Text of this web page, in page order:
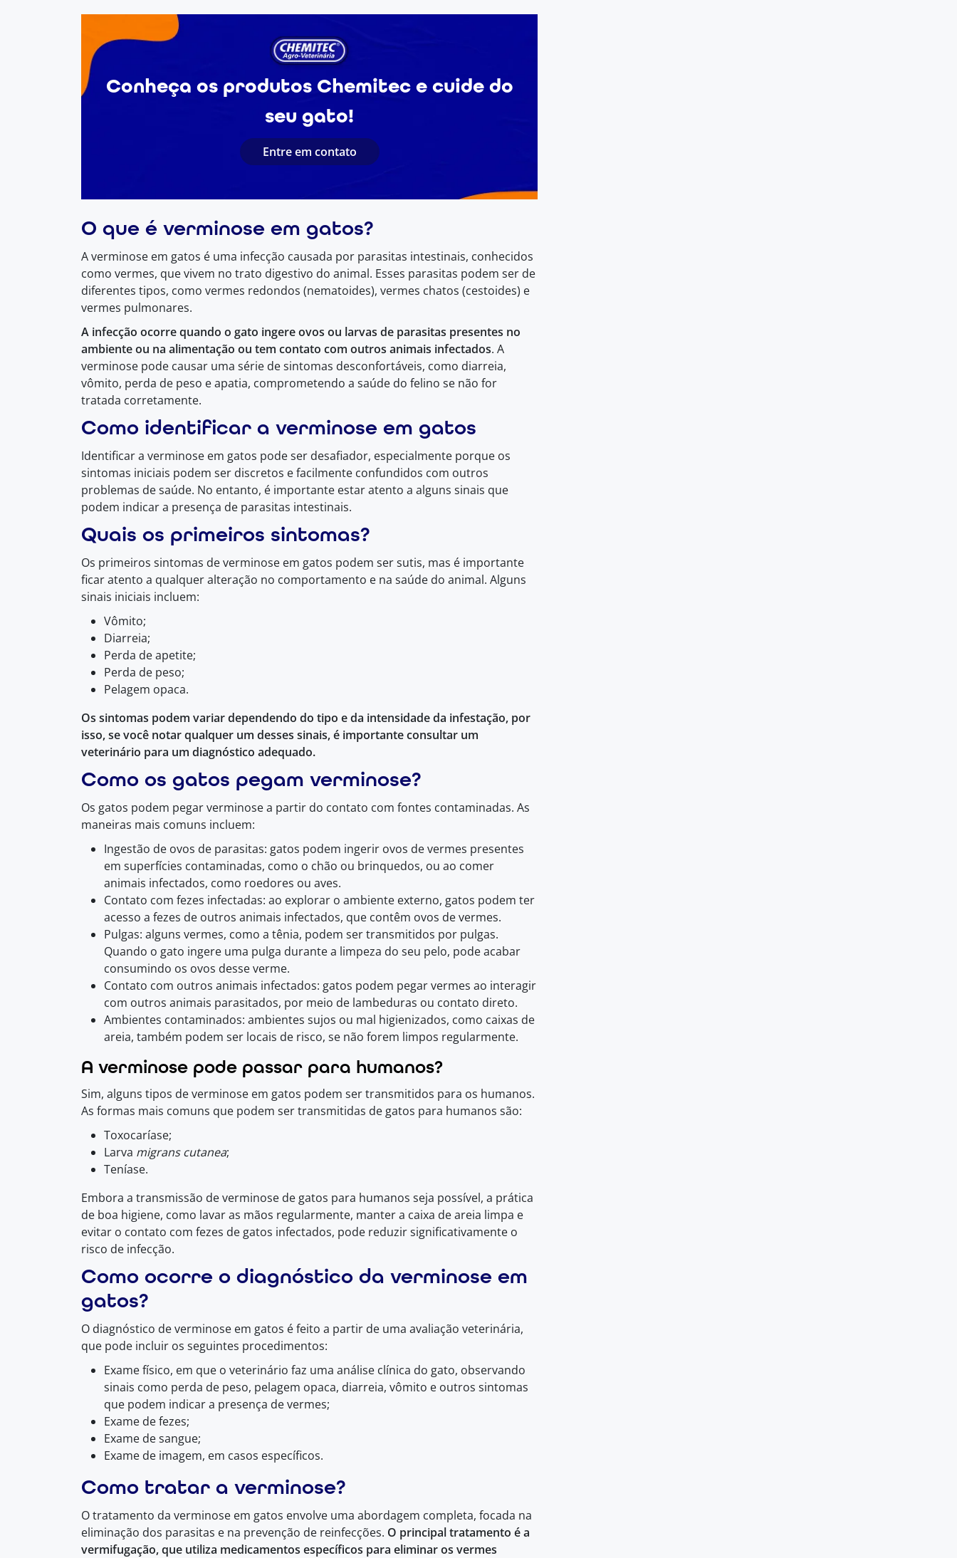
Conheça os produtos Chemitec e cuide do
seu gato!
Entre em contato
O que é verminose em gatos?
A verminose em gatos é uma infecção causada por parasitas intestinais, conhecidos
como vermes, que vivem no trato digestivo do animal. Esses parasitas podem ser de
diferentes tipos, como vermes redondos (nematoides), vermes chatos (cestoides) e
vermes pulmonares.
A infecção ocorre quando o gato ingere ovos ou larvas de parasitas presentes no
ambiente ou na alimentação ou tem contato com outros animais infectados. A
verminose pode causar uma série de sintomas desconfortáveis, como diarreia,
vômito, perda de peso e apatia, comprometendo a saúde do felino se não for
tratada corretamente.
Como identificar a verminose em gatos
Identificar a verminose em gatos pode ser desafiador, especialmente porque os
sintomas iniciais podem ser discretos e facilmente confundidos com outros
problemas de saúde. No entanto, é importante estar atento a alguns sinais que
podem indicar a presença de parasitas intestinais.
Quais os primeiros sintomas?
Os primeiros sintomas de verminose em gatos podem ser sutis, mas é importante
ficar atento a qualquer alteração no comportamento e na saúde do animal. Alguns
sinais iniciais incluem:
Vômito;
Diarreia;
Perda de apetite;
Perda de peso;
Pelagem opaca.
Os sintomas podem variar dependendo do tipo e da intensidade da infestação, por
isso, se você notar qualquer um desses sinais, é importante consultar um
veterinário para um diagnóstico adequado.
Como os gatos pegam verminose?
Os gatos podem pegar verminose a partir do contato com fontes contaminadas. As
maneiras mais comuns incluem:
Ingestão de ovos de parasitas: gatos podem ingerir ovos de vermes presentes
em superfícies contaminadas, como o chão ou brinquedos, ou ao comer
animais infectados, como roedores ou aves.
Contato com fezes infectadas: ao explorar o ambiente externo, gatos podem ter
acesso a fezes de outros animais infectados, que contêm ovos de vermes.
Pulgas: alguns vermes, como a tênia, podem ser transmitidos por pulgas.
Quando o gato ingere uma pulga durante a limpeza do seu pelo, pode acabar
consumindo os ovos desse verme.
Contato com outros animais infectados: gatos podem pegar vermes ao interagir
com outros animais parasitados, por meio de lambeduras ou contato direto.
Ambientes contaminados: ambientes sujos ou mal higienizados, como caixas de
areia, também podem ser locais de risco, se não forem limpos regularmente.
A verminose pode passar para humanos?
Sim, alguns tipos de verminose em gatos podem ser transmitidos para os humanos.
As formas mais comuns que podem ser transmitidas de gatos para humanos são:
Toxocaríase;
Larva migrans cutanea;
Teníase.
Embora a transmissão de verminose de gatos para humanos seja possível, a prática
de boa higiene, como lavar as mãos regularmente, manter a caixa de areia limpa e
evitar o contato com fezes de gatos infectados, pode reduzir significativamente o
risco de infecção.
Como ocorre o diagnóstico da verminose em
gatos?
O diagnóstico de verminose em gatos é feito a partir de uma avaliação veterinária,
que pode incluir os seguintes procedimentos:
Exame físico, em que o veterinário faz uma análise clínica do gato, observando
sinais como perda de peso, pelagem opaca, diarreia, vômito e outros sintomas
que podem indicar a presença de vermes;
Exame de fezes;
Exame de sangue;
Exame de imagem, em casos específicos.
Como tratar a verminose?
O tratamento da verminose em gatos envolve uma abordagem completa, focada na
eliminação dos parasitas e na prevenção de reinfecções. O principal tratamento é a
vermifugação, que utiliza medicamentos específicos para eliminar os vermes